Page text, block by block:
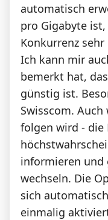
automatisch
pro Gigabyte
Konkurrenz
Ich kann mir
bemerkt hat,
günstig ist.
Swisscom.
folgen wird - die
informieren und
wechseln. Die
sich
einmalig